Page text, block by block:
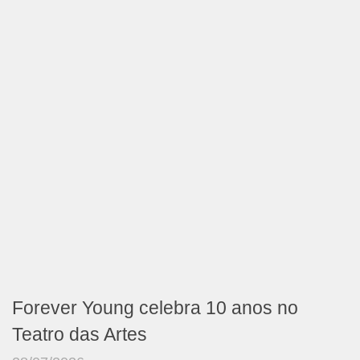
Forever Young celebra 10 anos no
Teatro das Artes